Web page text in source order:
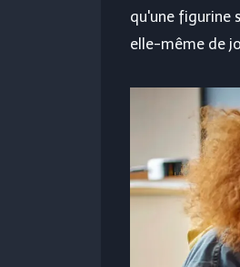
qu'une figurine
elle-même de